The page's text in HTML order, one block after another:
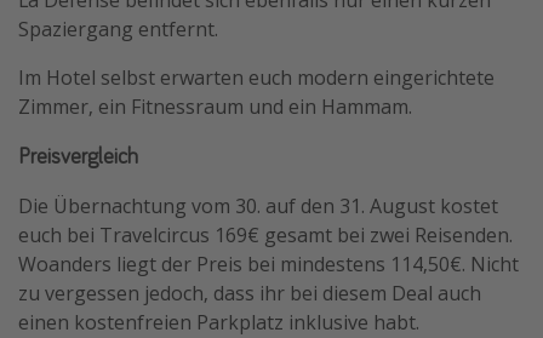
Spaziergang entfernt.
Im Hotel selbst erwarten euch modern eingerichtete
Zimmer, ein Fitnessraum und ein Hammam.
Preisvergleich
Die Übernachtung vom 30. auf den 31. August kostet
euch bei Travelcircus 169€ gesamt bei zwei Reisenden.
Woanders liegt der Preis bei mindestens 114,50€. Nicht
zu vergessen jedoch, dass ihr bei diesem Deal auch
einen kostenfreien Parkplatz inklusive habt.